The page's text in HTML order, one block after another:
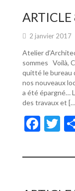
o
o
k
2 janvier 2017
Atelier
sommes Voilà,
quitté le bureau
nos nouveaux
a été épargné…
des travaux et
F
e
T